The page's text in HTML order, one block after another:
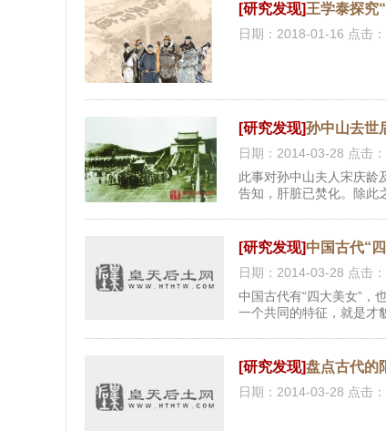
[研究发现]王学泰探究
日期：2018-01-16 点击
[研究发现]孙中山去世
日期：2014-03-28 点击
此事对孙中山夫人宋庆龄
告知，肝脏已焚化。除此
[研究发现]中国古代“
日期：2014-03-28 点击
中国古代有“四大美女”，
一个共同的特征，就是才
[研究发现]盘点古代的
日期：2014-03-28 点击